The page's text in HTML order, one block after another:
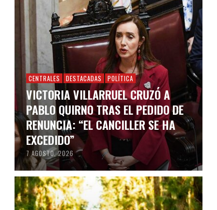
CENTRALES DESTACADAS POLÍTICA
VICTORIA VILLARRUEL CRUZÓ A
PABLO QUIRNO TRAS EL PEDIDO DE
RENUNCIA: “EL CANCILLER SE HA
EXCEDIDO”
7 AGOSTO, 2026